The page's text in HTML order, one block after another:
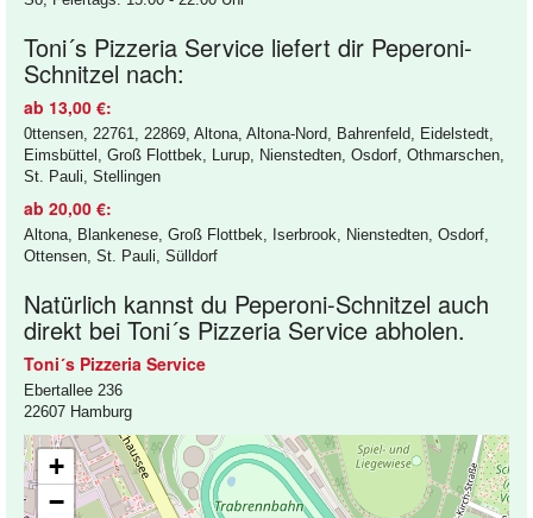
Toni´s Pizzeria Service liefert dir Peperoni-
Schnitzel nach:
ab 13,00 €:
0ttensen, 22761, 22869, Altona, Altona-Nord, Bahrenfeld, Eidelstedt,
Eimsbüttel, Groß Flottbek, Lurup, Nienstedten, Osdorf, Othmarschen,
St. Pauli, Stellingen
ab 20,00 €:
Altona, Blankenese, Groß Flottbek, Iserbrook, Nienstedten, Osdorf,
Ottensen, St. Pauli, Sülldorf
Natürlich kannst du Peperoni-Schnitzel auch
direkt bei Toni´s Pizzeria Service abholen.
Toni´s Pizzeria Service
Ebertallee 236
22607 Hamburg
+
−